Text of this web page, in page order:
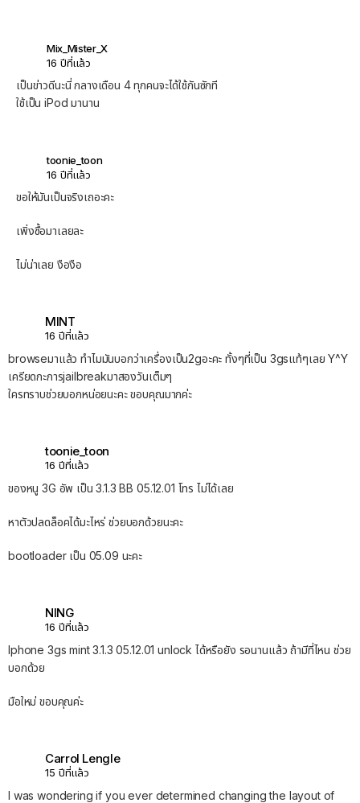
Mix_Mister_X
16 ปีที่แล้ว
เป็นข่าวดีนะนี่ กลางเดือน 4 ทุกคนจะได้ใช้กันซักที
ใช้เป็น iPod มานาน
toonie_toon
16 ปีที่แล้ว
ขอให้มันเป็นจริงเถอะคะ
เพิ่งซื้อมาเลยละ
ไม่น่าเลย งืองือ
MINT
16 ปีที่แล้ว
browseมาแล้ว ทำไมมันบอกว่าเครื่องเป็น2gอะคะ ทั้งๆที่เป็น 3gsแท้ๆเลย Y^Y
เครียดกะการjailbreakมาสองวันเต็มๆ
ใครทราบช่วยบอกหน่อยนะคะ ขอบคุณมากค่ะ
toonie_toon
16 ปีที่แล้ว
ของหนู 3G อัพ เป็น 3.1.3 BB 05.12.01 โทร ไม่ได้เลย
หาตัวปลดล็อคได้มะไหร่ ช่วยบอกด้วยนะคะ
bootloader เป็น 05.09 นะคะ
NING
16 ปีที่แล้ว
Iphone 3gs mint 3.1.3 05.12.01 unlock ได้หรือยัง รอนานแล้ว ถ้ามีที่ไหน ช่วย
บอกด้วย
มือใหม่ ขอบคุณค่ะ
Carrol Lengle
15 ปีที่แล้ว
I was wondering if you ever determined changing the layout of